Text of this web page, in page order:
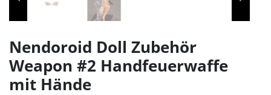
Nendoroid Doll Zubehör
Weapon #2 Handfeuerwaffe
mit Hände